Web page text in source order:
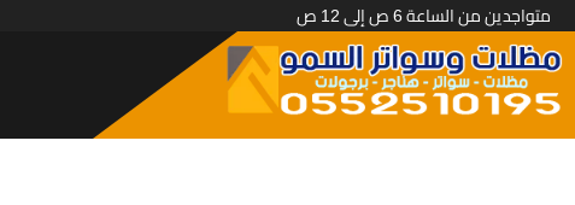
متواجدين من الساعة 6 ص إلى 12 ص